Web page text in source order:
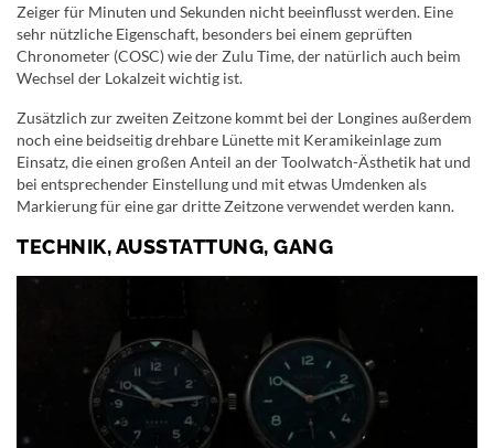
Zeiger für Minuten und Sekunden nicht beeinflusst werden. Eine
sehr nützliche Eigenschaft, besonders bei einem geprüften
Chronometer (COSC) wie der Zulu Time, der natürlich auch beim
Wechsel der Lokalzeit wichtig ist.
Zusätzlich zur zweiten Zeitzone kommt bei der Longines außerdem
noch eine beidseitig drehbare Lünette mit Keramikeinlage zum
Einsatz, die einen großen Anteil an der Toolwatch-Ästhetik hat und
bei entsprechender Einstellung und mit etwas Umdenken als
Markierung für eine gar dritte Zeitzone verwendet werden kann.
TECHNIK, AUSSTATTUNG, GANG